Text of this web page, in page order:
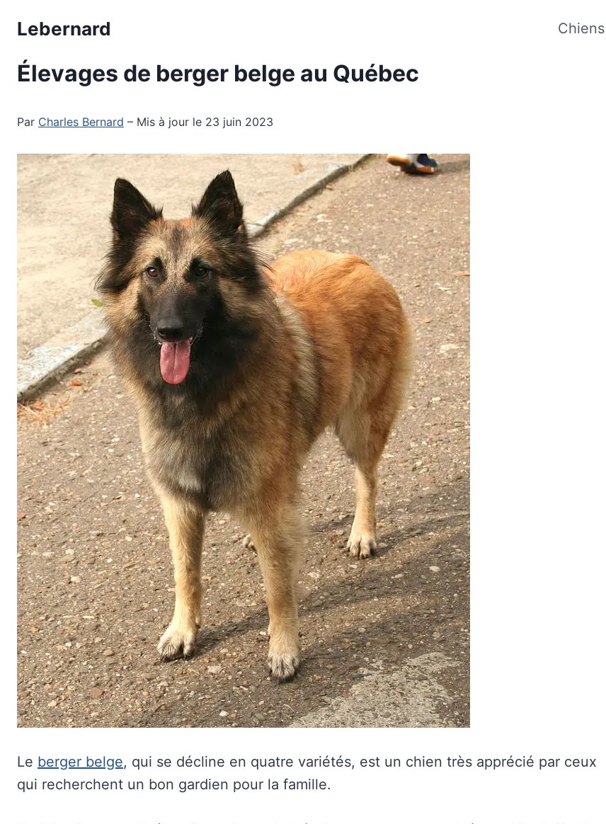
contenu
Lebernard Chiens
Élevages de berger belge au Québec
Par Charles Bernard – Mis à jour le 23 juin 2023
Le berger belge, qui se décline en quatre variétés, est un chien très apprécié par ceux
qui recherchent un bon gardien pour la famille.